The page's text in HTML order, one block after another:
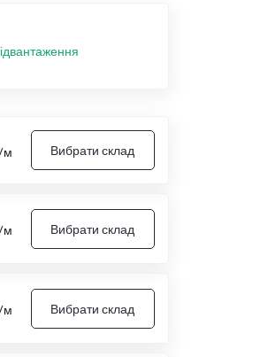
м Вибрати склад
м Вибрати склад
м Вибрати склад